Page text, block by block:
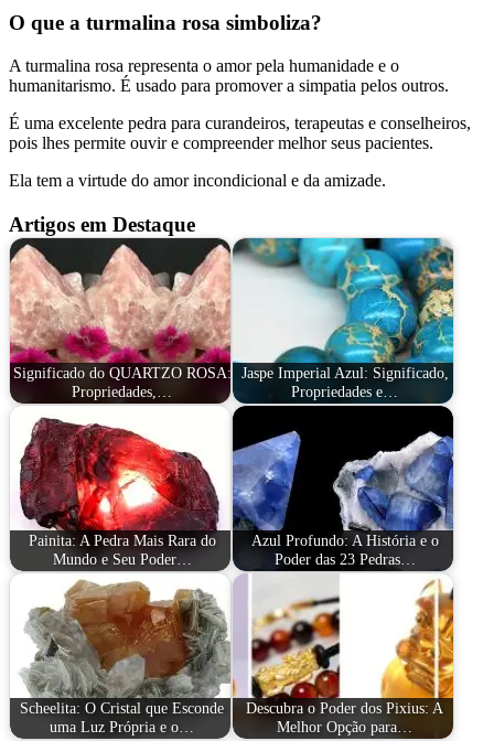
O que a turmalina rosa simboliza?
A turmalina rosa representa o amor pela humanidade e o
humanitarismo. É usado para promover a simpatia pelos outros.
É uma excelente pedra para curandeiros, terapeutas e conselheiros,
pois lhes permite ouvir e compreender melhor seus pacientes.
Ela tem a virtude do amor incondicional e da amizade.
Artigos em Destaque
Significado do QUARTZO ROSA:
Propriedades,…
Jaspe Imperial Azul: Significado,
Propriedades e…
Painita: A Pedra Mais Rara do
Mundo e Seu Poder…
Azul Profundo: A História e o
Poder das 23 Pedras…
Scheelita: O Cristal que Esconde
uma Luz Própria e o…
Descubra o Poder dos Pixius: A
Melhor Opção para…